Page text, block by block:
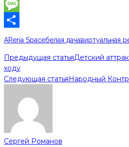
WhatsApp
Message
Отправить
ARena Spaceбелая дачавиртуальная
Предыдущая статьяДетский
ходу
Следующая статья Народный
Сергей Романов